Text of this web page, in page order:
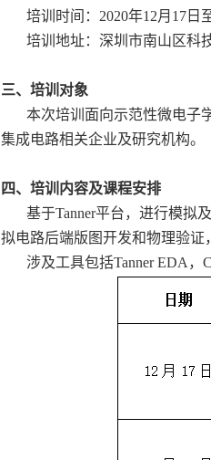
培训时间：2020年12月17日
培训地址：深圳市南山区科
三、培训对象
本次培训面向示范性微电子
集成电路相关企业及研究机构。
四、培训内容及课程安排
基于Tanner平台，进行模拟
拟电路后端版图开发和物理验证
涉及工具包括Tanner EDA，